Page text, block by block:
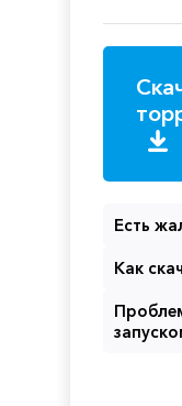
Есть
Как